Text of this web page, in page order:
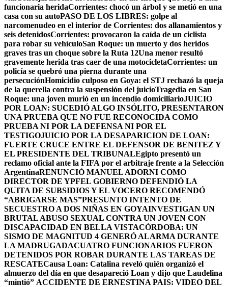
funcionaria heridaCorrientes: chocó un árbol y se metió en una
casa con su autoPASO DE LOS LIBRES: golpe al
narcomenudeo en el interior de Corrientes: dos allanamientos y
seis detenidosCorrientes: provocaron la caída de un ciclista
para robar su vehículoSan Roque: un muerto y dos heridos
graves tras un choque sobre la Ruta 12Una menor resultó
gravemente herida tras caer de una motocicletaCorrientes: un
policía se quebró una pierna durante una
persecuciónHomicidio culposo en Goya: el STJ rechazó la queja
de la querella contra la suspensión del juicioTragedia en San
Roque: una joven murió en un incendio domiciliarioJUICIO
POR LOAN: SUCEDIÓ ALGO INSÓLITO, PRESENTARON
UNA PRUEBA QUE NO FUE RECONOCIDA COMO
PRUEBA NI POR LA DEFENSA NI POR EL
TESTIGOJUICIO POR LA DESAPARICION DE LOAN:
FUERTE CRUCE ENTRE EL DEFENSOR DE BENITEZ Y
EL PRESIDENTE DEL TRIBUNALEgipto presentó un
reclamo oficial ante la FIFA por el arbitraje frente a la Selección
ArgentinaRENUNCIÓ MANUEL ADORNI COMO
DIRECTOR DE YPFEL GOBIERNO DEFENDIÓ LA
QUITA DE SUBSIDIOS Y EL VOCERO RECOMENDÓ
“ABRIGARSE MAS”PRESUNTO INTENTO DE
SECUESTRO A DOS NIÑAS EN GOYAINVESTIGAN UN
BRUTAL ABUSO SEXUAL CONTRA UN JOVEN CON
DISCAPACIDAD EN BELLA VISTACÓRDOBA: UN
SISMO DE MAGNITUD 4 GENERÓ ALARMA DURANTE
LA MADRUGADACUATRO FUNCIONARIOS FUERON
DETENIDOS POR ROBAR DURANTE LAS TAREAS DE
RESCATECausa Loan: Catalina reveló quién organizó el
almuerzo del día en que desapareció Loan y dijo que Laudelina
“mintió” ACCIDENTE DE ERNESTINA PAIS: VIDEO DEL